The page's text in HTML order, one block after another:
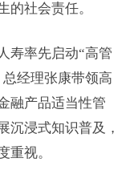
的社会责任。
寿率先启动“高管
经理张康带领高
融产品适当性管
沉浸式知识普及，
重视。